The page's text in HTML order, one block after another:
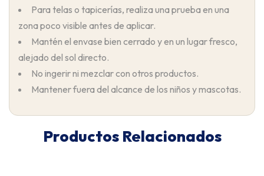
Para telas o tapicerías, realiza una prueba en una
zona poco visible antes de aplicar.
Mantén el envase bien cerrado y en un lugar fresco,
alejado del sol directo.
No ingerir ni mezclar con otros productos.
Mantener fuera del alcance de los niños y mascotas.
Productos Relacionados